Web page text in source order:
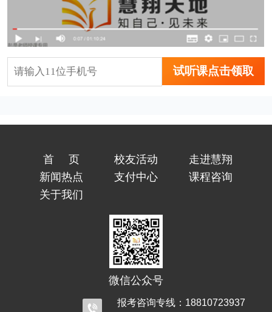
试听课点击领取
首页 校友活动
走进慧翔
新闻热点
支付中心
课程咨询
关于我们
微信公众号
报考咨询专线：18810723937